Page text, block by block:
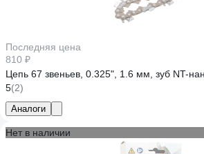
Последняя цена
810 ₽
Цепь 67 звеньев, 0.325", 1.6 мм, зуб NT-
5(2)
Аналоги
Нет в наличии